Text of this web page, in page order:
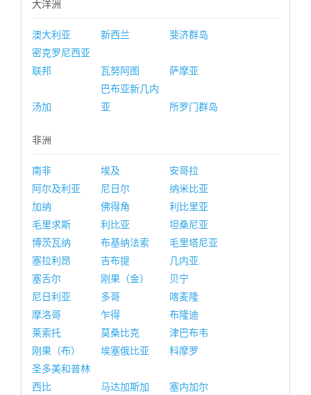
大洋洲
澳大利亚 新西兰
斐济群岛
密克罗尼西亚
联邦
瓦努阿图 萨摩亚
汤加
巴布亚新几内
亚
所罗门群岛
非洲
南非 埃及
安哥拉
阿尔及利亚
尼日尔
纳米比亚
加纳
佛得角
利比里亚
毛里求斯
利比亚
坦桑尼亚
博茨瓦纳
布基纳法索
毛里塔尼亚
塞拉利昂
吉布提
几内亚
塞舌尔
刚果（金）
贝宁
尼日利亚
多哥
喀麦隆
摩洛哥
乍得
布隆迪
莱索托
莫桑比克
津巴布韦
刚果（布）
埃塞俄比亚
科摩罗
圣多美和普林
西比
马达加斯加 塞内加尔